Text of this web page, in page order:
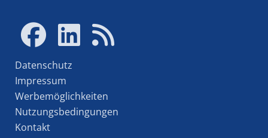
Datenschutz
Impressum
Werbemöglichkeiten
Nutzungsbedingungen
Kontakt